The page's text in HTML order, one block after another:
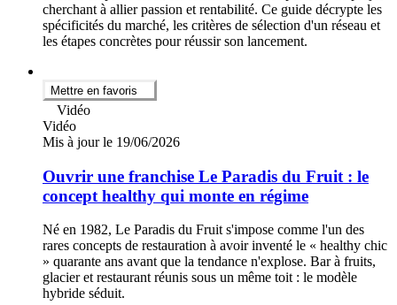
cherchant à allier passion et rentabilité. Ce guide décrypte les
spécificités du marché, les critères de sélection d'un réseau et
les étapes concrètes pour réussir son lancement.
Mettre en favoris
Vidéo
Vidéo
Mis à jour le 19/06/2026
Ouvrir une franchise Le Paradis du Fruit : le
concept healthy qui monte en régime
Né en 1982, Le Paradis du Fruit s'impose comme l'un des
rares concepts de restauration à avoir inventé le « healthy chic
» quarante ans avant que la tendance n'explose. Bar à fruits,
glacier et restaurant réunis sous un même toit : le modèle
hybride séduit.